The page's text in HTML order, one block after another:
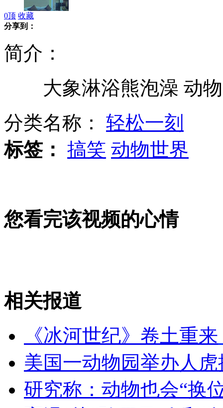
富二代两闯火海营救员工壮烈牺牲
苹果再遭起诉 江苏雪豹索赔50万
山西运城恶犬咬伤多人 警民合力深夜将其击毙
女孩北京地铁殴打老人 痛下狠手拳打脚踢
0顶 收藏
分享到：
简介：
大象淋浴熊泡澡 动物
分类名称： 轻松一刻
标签： 搞笑 动物世界
您看完该视频的心情
相关报道
《冰河世纪》卷土重来
美国一动物园举办人
研究称：动物也会“换